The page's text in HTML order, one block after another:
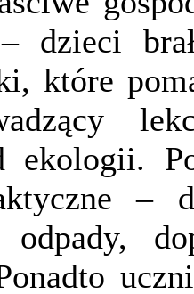
dzieci
które
ekologii.
–
odpady,